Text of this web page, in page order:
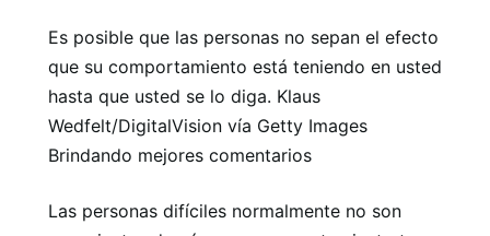
Es posible que las personas no sepan el efecto
que su comportamiento está teniendo en usted
hasta que usted se lo diga. Klaus
Wedfelt/DigitalVision vía Getty Images
Brindando mejores comentarios
Las personas difíciles normalmente no son